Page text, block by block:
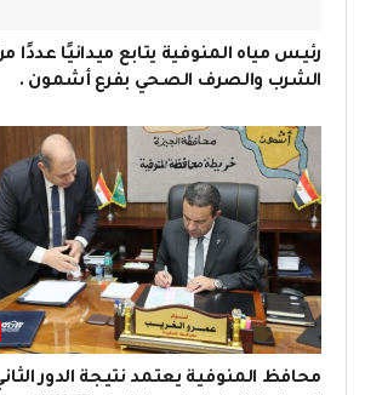
رئيس مياه المنوفية يتابع ميدانيًا
الشرب والصرف الصحي بفرع أشمون .
محافظ المنوفية يعتمد نتيجة الدور